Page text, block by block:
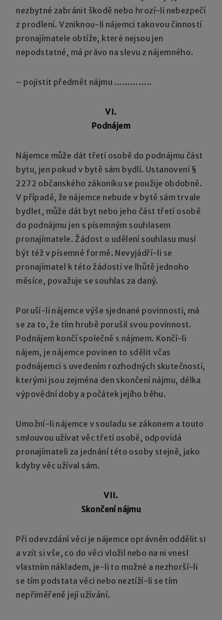
nezbytné zabránit škodě nebo hrozí-li nebezpečí
z prodlení. Vzniknou-li nájemci takovou činností
pronajímatele obtíže, které nejsou jen
nepodstatné, má právo na slevu z nájemného.
– pojistit předmět nájmu …………..
VI.
Podnájem
Nájemce může dát třetí osobě do podnájmu část
bytu, jen pokud v bytě sám bydlí. Ustanovení §
2272 občanského zákoníku se použije obdobně.
V případě, že nájemce nebude v bytě sám trvale
bydlet, může dát byt nebo jeho část třetí osobě
do podnájmu jen s písemným souhlasem
pronajímatele. Žádost o udělení souhlasu musí
být též v písemné formě. Nevyjádří-li se
pronajímatel k této žádosti ve lhůtě jednoho
měsíce, považuje se souhlas za daný.
Poruší-li nájemce výše sjednané povinnosti, má
se za to, že tím hrubě porušil svou povinnost.
Podnájem končí společně s nájmem. Končí-li
nájem, je nájemce povinen to sdělit včas
podnájemci s uvedením rozhodných skutečností,
kterými jsou zejména den skončení nájmu, délka
výpovědní doby a počátek jejího běhu.
Umožní-li nájemce v souladu se zákonem a touto
smlouvou užívat věc třetí osobě, odpovídá
pronajímateli za jednání této osoby stejně, jako
kdyby věc užíval sám.
VII.
Skončení nájmu
Při odevzdání věci je nájemce oprávněn oddělit si
a vzít si vše, co do věci vložil nebo na ni vnesl
vlastním nákladem, je-li to možné a nezhorší-li
se tím podstata věci nebo neztíží-li se tím
nepřiměřeně její užívání.